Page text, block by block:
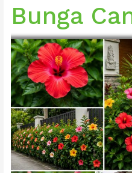
Bunga